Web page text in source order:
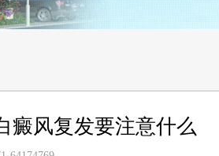
癜风复发要注意什么